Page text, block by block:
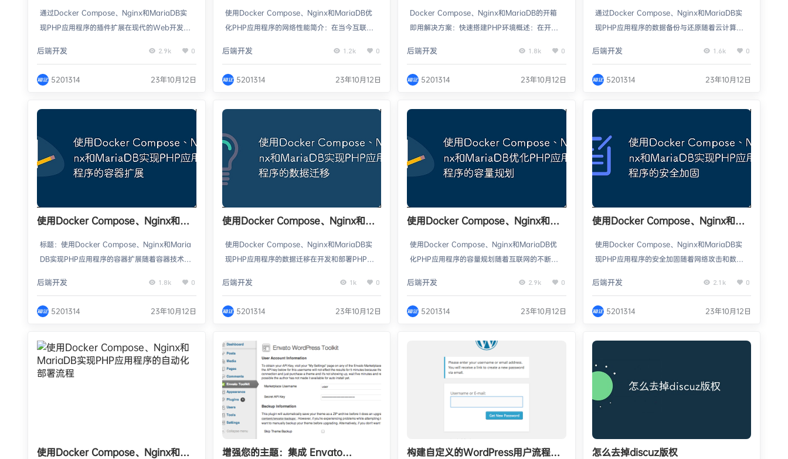
展
通过Docker Compose、Nginx和MariaDB实
现PHP应用程序的插件扩展在现代的Web开发
能。而使用Docker Compose、Nginx和Maria
扩展。本文将介绍如何搭建这个环境，并给出具
后端开发 2.9k 0
5201314 23年10月12日
能
使用Docker Compose、Nginx和MariaDB优
化PHP应用程序的网络性能简介：在当今互联网
应速度至关重要。为了提高PHP应用程序的网络
se、高效的Web服务器Nginx和稳定的数据库M
后端开发 1.2k 0
5201314 23年10月12日
搭建PHP环境
Docker Compose、Nginx和MariaDB的开箱
即用解决方案：快速搭建PHP环境概述：在开发
理的环境是至关重要的。Docker Compose、N
的解决方案。本文将介绍如何使用Docker Com
后端开发 1.8k 0
5201314 23年10月12日
份与还原
通过Docker Compose、Nginx和MariaDB实
现PHP应用程序的数据备份与还原随着云计算和
择使用Docker来部署和运行。在Docker生态系
具，它可以通过一个单一的配置文件来定义和管
后端开发 1.6k 0
5201314 23年10月12日
使用Docker Compose、Nginx和
展
标题：使用Docker Compose、Nginx和Maria
DB实现PHP应用程序的容器扩展随着容器技术的
和管理应用程序的环境。在这篇文章中，我们将
Compose、Nginx和MariaDB来扩展容器化的
工具，用于定义和管理多个容器的组合。…
后端开发 1.8k 0
5201314 23年10月12日
使用Docker Compose、Nginx和
移
使用Docker Compose、Nginx和MariaDB实
现PHP应用程序的数据迁移在开发和部署PHP应
即将已有的数据从一个环境迁移到另一个环境。
pose、Nginx和MariaDB来实现数据迁移。本文
的代码示例。Docker Compose是一个用于定义
和运行…
后端开发 1k 0
5201314 23年10月12日
使用Docker Compose、Nginx和
划
使用Docker Compose、Nginx和MariaDB优
化PHP应用程序的容量规划随着互联网的不断发
言。然而，PHP应用程序在高并发、大数据量的
用程序的性能和容量，可以结合使用Docker Co
化。Docker Compose是Docker的一个工具，
后端开发 2.9k 0
5201314 23年10月12日
使用Docker Compose、Nginx和
固
使用Docker Compose、Nginx和MariaDB实
现PHP应用程序的安全加固随着网络攻击和数据
变得愈发重要。在PHP应用程序中，使用Docker
固，并提供一定的安全保护措施。本文将介绍如
后端开发 2.1k 0
5201314 23年10月12日
使用Docker Compose、Nginx和
增强您的主题：集成 Envato
构建自定义的WordPress用户流程，
怎么去掉discuz版权